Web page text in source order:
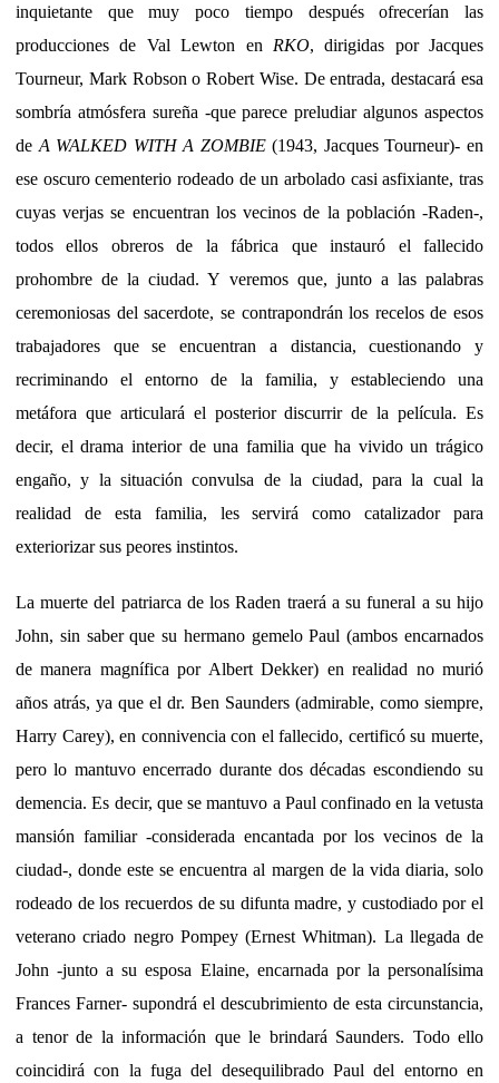
inquietante que muy poco tiempo después ofrecerían las
producciones de Val Lewton en RKO, dirigidas por Jacques
Tourneur, Mark Robson o Robert Wise. De entrada, destacará esa
sombría atmósfera sureña -que parece preludiar algunos aspectos
de A WALKED WITH A ZOMBIE(1943, Jacques Tourneur)- en
ese oscuro cementerio rodeado de un arbolado casi asfixiante, tras
cuyas verjas se encuentran los vecinos de la población -Raden-,
todos ellos obreros de la fábrica que instauró el fallecido
prohombre de la ciudad. Y veremos que, junto a las palabras
ceremoniosas del sacerdote, se contrapondrán los recelos de esos
trabajadores que se encuentran a distancia, cuestionando y
recriminando el entorno de la familia, y estableciendo una
metáfora que articulará el posterior discurrir de la película. Es
decir, el drama interior de una familia que ha vivido un trágico
engaño, y la situación convulsa de la ciudad, para la cual la
realidad de esta familia, les servirá como catalizador para
exteriorizar sus peores instintos.
La muerte del patriarca de los Raden traerá a su funeral a su hijo
John, sin saber que su hermano gemelo Paul (ambos encarnados
de manera magnífica por Albert Dekker) en realidad no murió
años atrás, ya que el dr. Ben Saunders (admirable, como siempre,
Harry Carey), en connivencia con el fallecido, certificó su muerte,
pero lo mantuvo encerrado durante dos décadas escondiendo su
demencia. Es decir, que se mantuvo a Paul confinado en la vetusta
mansión familiar -considerada encantada por los vecinos de la
ciudad-, donde este se encuentra al margen de la vida diaria, solo
rodeado de los recuerdos de su difunta madre, y custodiado por el
veterano criado negro Pompey (Ernest Whitman). La llegada de
John -junto a su esposa Elaine, encarnada por la personalísima
Frances Farner- supondrá el descubrimiento de esta circunstancia,
a tenor de la información que le brindará Saunders. Todo ello
coincidirá con la fuga del desequilibrado Paul del entorno en